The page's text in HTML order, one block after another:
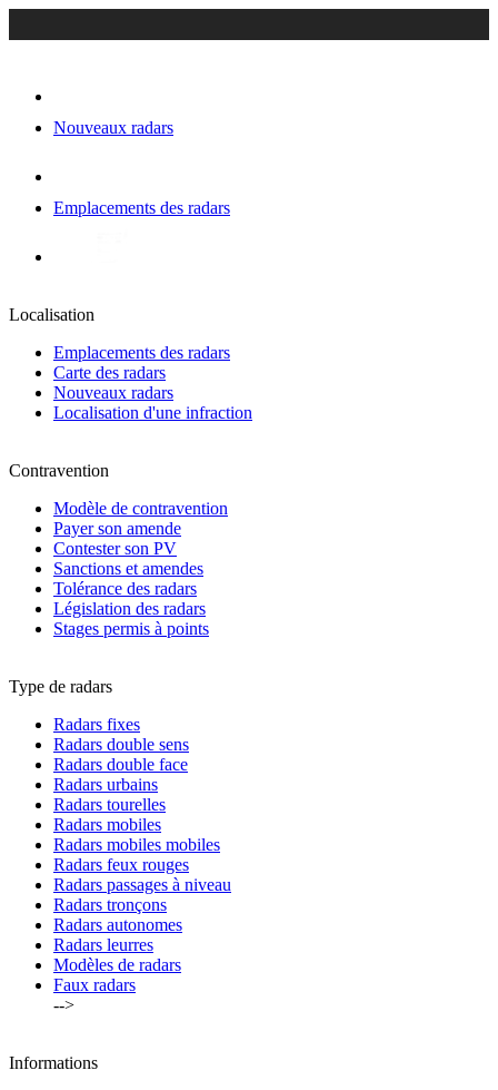
Nouveaux radars
Emplacements des radars
Localisation
Emplacements des radars
Carte des radars
Nouveaux radars
Localisation d'une infraction
Contravention
Modèle de contravention
Payer son amende
Contester son PV
Sanctions et amendes
Tolérance des radars
Législation des radars
Stages permis à points
Type de radars
Radars fixes
Radars double sens
Radars double face
Radars urbains
Radars tourelles
Radars mobiles
Radars mobiles mobiles
Radars feux rouges
Radars passages à niveau
Radars tronçons
Radars autonomes
Radars leurres
Modèles de radars
Faux radars
-->
Informations